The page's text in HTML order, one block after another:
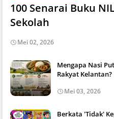
100 Senarai Buku
Sekolah
Mei 02, 2026
Mengapa Nasi
Rakyat Kelantan?
Mei 03, 2026
Berkata 'Tidak'